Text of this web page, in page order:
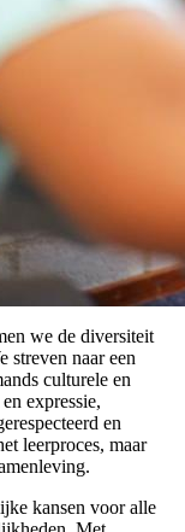
we de diversiteit
streven naar een
culturele en
expressie,
en
leerproces, maar
kansen voor alle